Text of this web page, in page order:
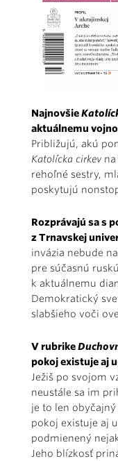
Najnovšie
aktuálnemu
Približujú, akú
Katolícka cirkevna
rehoľné sestry,
poskytujú
Rozprávajú sa s
z Trnavskej
invázia nebude
pre súčasnú
k aktuálnemu
Demokratický
slabšieho voči
V rubrike
pokoj existuje aj
Ježiš po svojom
neustále sa im
je to len obyčajný
pokoj existuje aj
podmienený
Jeho blízkosť